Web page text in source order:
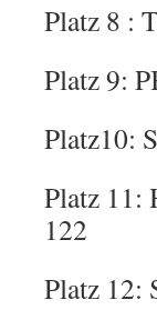
Platz 8 :
Platz 9:
Platz10:
Platz 11:
122
Platz 12: